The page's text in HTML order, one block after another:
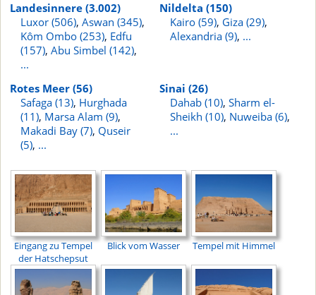
Landesinnere (3.002)
Luxor (506), Aswan (345),
Kôm Ombo (253), Edfu
(157), Abu Simbel (142),
...
Nildelta (150)
Kairo (59), Giza (29),
Alexandria (9), ...
Rotes Meer (56)
Safaga (13), Hurghada
(11), Marsa Alam (9),
Makadi Bay (7), Quseir
(5), ...
Sinai (26)
Dahab (10), Sharm el-
Sheikh (10), Nuweiba (6),
...
Eingang zu Tempel
der Hatschepsut
Blick vom Wasser Tempel mit Himmel